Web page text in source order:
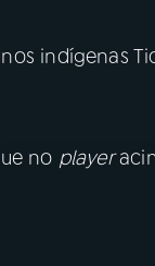
indígenas
no player